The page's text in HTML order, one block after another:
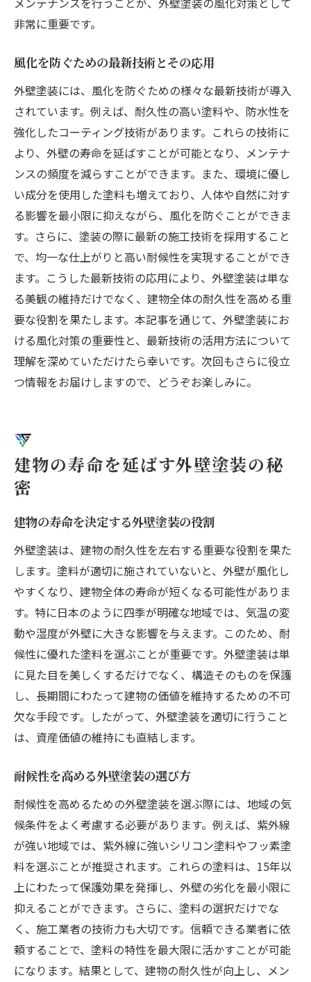
非常に重要です。
風化を防ぐための最新技術とその応用
外壁塗装には、風化を防ぐための様々な最新技術が導入
されています。例えば、耐久性の高い塗料や、防水性を
強化したコーティング技術があります。これらの技術に
より、外壁の寿命を延ばすことが可能となり、メンテナ
ンスの頻度を減らすことができます。また、環境に優し
い成分を使用した塗料も増えており、人体や自然に対す
る影響を最小限に抑えながら、風化を防ぐことができま
す。さらに、塗装の際に最新の施工技術を採用すること
で、均一な仕上がりと高い耐候性を実現することができ
ます。こうした最新技術の応用により、外壁塗装は単な
る美観の維持だけでなく、建物全体の耐久性を高める重
要な役割を果たします。本記事を通じて、外壁塗装にお
ける風化対策の重要性と、最新技術の活用方法について
理解を深めていただけたら幸いです。次回もさらに役立
つ情報をお届けしますので、どうぞお楽しみに。
建物の寿命を延ばす外壁塗装の秘
密
建物の寿命を決定する外壁塗装の役割
外壁塗装は、建物の耐久性を左右する重要な役割を果た
します。塗料が適切に施されていないと、外壁が風化し
やすくなり、建物全体の寿命が短くなる可能性がありま
す。特に日本のように四季が明確な地域では、気温の変
動や湿度が外壁に大きな影響を与えます。このため、耐
候性に優れた塗料を選ぶことが重要です。外壁塗装は単
に見た目を美しくするだけでなく、構造そのものを保護
し、長期間にわたって建物の価値を維持するための不可
欠な手段です。したがって、外壁塗装を適切に行うこと
は、資産価値の維持にも直結します。
耐候性を高める外壁塗装の選び方
耐候性を高めるための外壁塗装を選ぶ際には、地域の気
候条件をよく考慮する必要があります。例えば、紫外線
が強い地域では、紫外線に強いシリコン塗料やフッ素塗
料を選ぶことが推奨されます。これらの塗料は、15年以
上にわたって保護効果を発揮し、外壁の劣化を最小限に
抑えることができます。さらに、塗料の選択だけでな
く、施工業者の技術力も大切です。信頼できる業者に依
頼することで、塗料の特性を最大限に活かすことが可能
になります。結果として、建物の耐久性が向上し、メン